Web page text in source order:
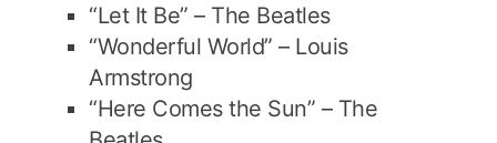
“Let It Be” – The Beatles
“Wonderful World” – Louis
Armstrong
“Here Comes the Sun” – The